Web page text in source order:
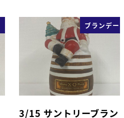
ブランデー
3/15 サントリーブラン